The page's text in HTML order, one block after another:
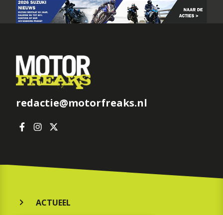
redactie@motorfreaks.nl
ACTUEEL